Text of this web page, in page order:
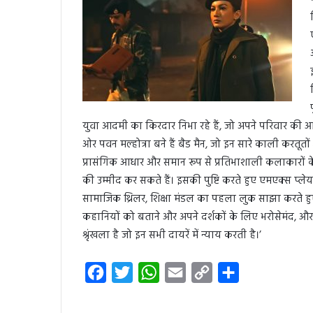
युवा आदमी का किरदार निभा रहे हैं, जो अपने परिवार
ओर पवन मल्होत्रा बने हैं बैड मैन, जो इन सारे काली
प्रासंगिक आधार और समान रूप से प्रतिभाशाली
की उम्मीद कर सकते हैं। इसकी पुष्टि करते हुए एमएक्स
सामाजिक थ्रिलर, शिक्षा मंडल का पहला लुक साझा करते
कहानियों को बताने और अपने दर्शकों के लिए भरोसेमंद,
श्रृंखला है जो इन सभी दायरें में न्याय करती है।’
W